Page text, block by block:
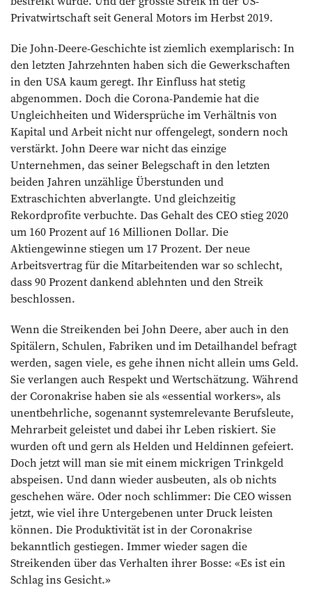
Privatwirtschaft seit General Motors im Herbst 2019.
Die John-Deere-Geschichte ist ziemlich exemplarisch: In
den letzten Jahrzehnten haben sich die Gewerkschaften
in den USA kaum geregt. Ihr Einfluss hat stetig
abgenommen. Doch die Corona-Pandemie hat die
Ungleichheiten und Widersprüche im Verhältnis von
Kapital und Arbeit nicht nur offengelegt, sondern noch
verstärkt. John Deere war nicht das einzige
Unternehmen, das seiner Belegschaft in den letzten
beiden Jahren unzählige Überstunden und
Extraschichten abverlangte. Und gleichzeitig
Rekordprofite verbuchte. Das Gehalt des CEO stieg 2020
um 160 Prozent auf 16 Millionen Dollar. Die
Aktiengewinne stiegen um 17 Prozent. Der neue
Arbeitsvertrag für die Mitarbeitenden war so schlecht,
dass 90 Prozent dankend ablehnten und den Streik
beschlossen.
Wenn die Streikenden bei John Deere, aber auch in den
Spitälern, Schulen, Fabriken und im Detailhandel befragt
werden, sagen viele, es gehe ihnen nicht allein ums Geld.
Sie verlangen auch Respekt und Wertschätzung. Während
der Coronakrise haben sie als «essential workers», als
unentbehrliche, sogenannt systemrelevante Berufsleute,
Mehrarbeit geleistet und dabei ihr Leben riskiert. Sie
wurden oft und gern als Helden und Heldinnen gefeiert.
Doch jetzt will man sie mit einem mickrigen Trinkgeld
abspeisen. Und dann wieder ausbeuten, als ob nichts
geschehen wäre. Oder noch schlimmer: Die CEO wissen
jetzt, wie viel ihre Untergebenen unter Druck leisten
können. Die Produktivität ist in der Coronakrise
bekanntlich gestiegen. Immer wieder sagen die
Streikenden über das Verhalten ihrer Bosse: «Es ist ein
Schlag ins Gesicht.»